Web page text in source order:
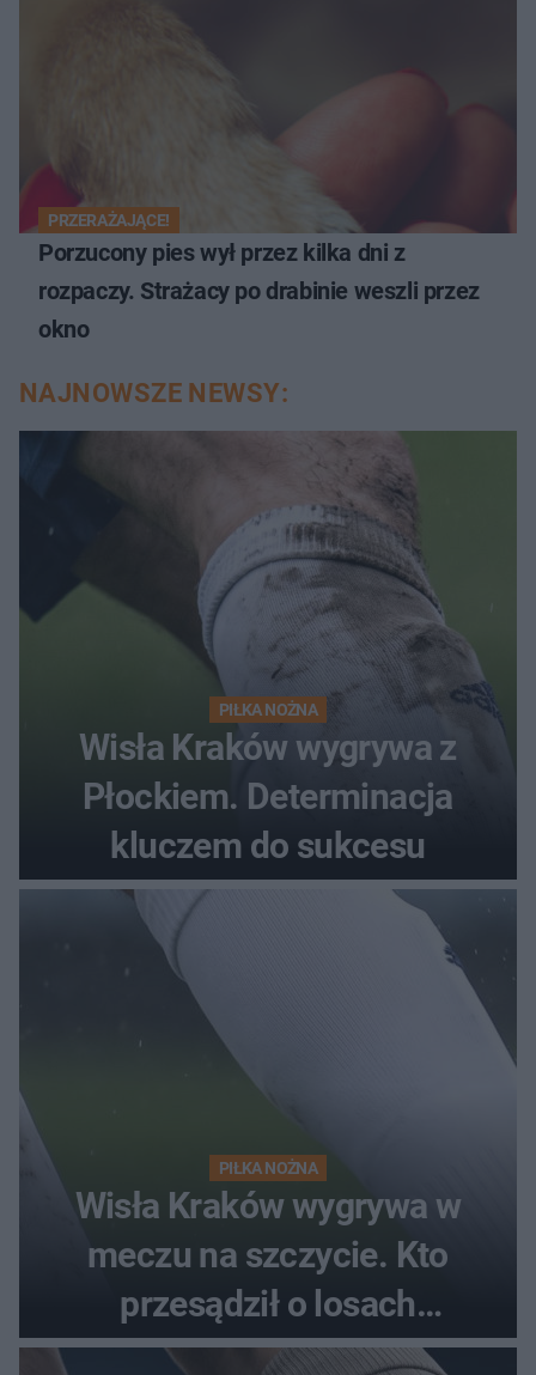
PRZERAŻAJĄCE!
Porzucony pies wył przez kilka dni z
rozpaczy. Strażacy po drabinie weszli przez
okno
NAJNOWSZE NEWSY:
PIŁKA NOŻNA
Wisła Kraków wygrywa z
Płockiem. Determinacja
kluczem do sukcesu
PIŁKA NOŻNA
Wisła Kraków wygrywa w
meczu na szczycie. Kto
przesądził o losach
spotkania?